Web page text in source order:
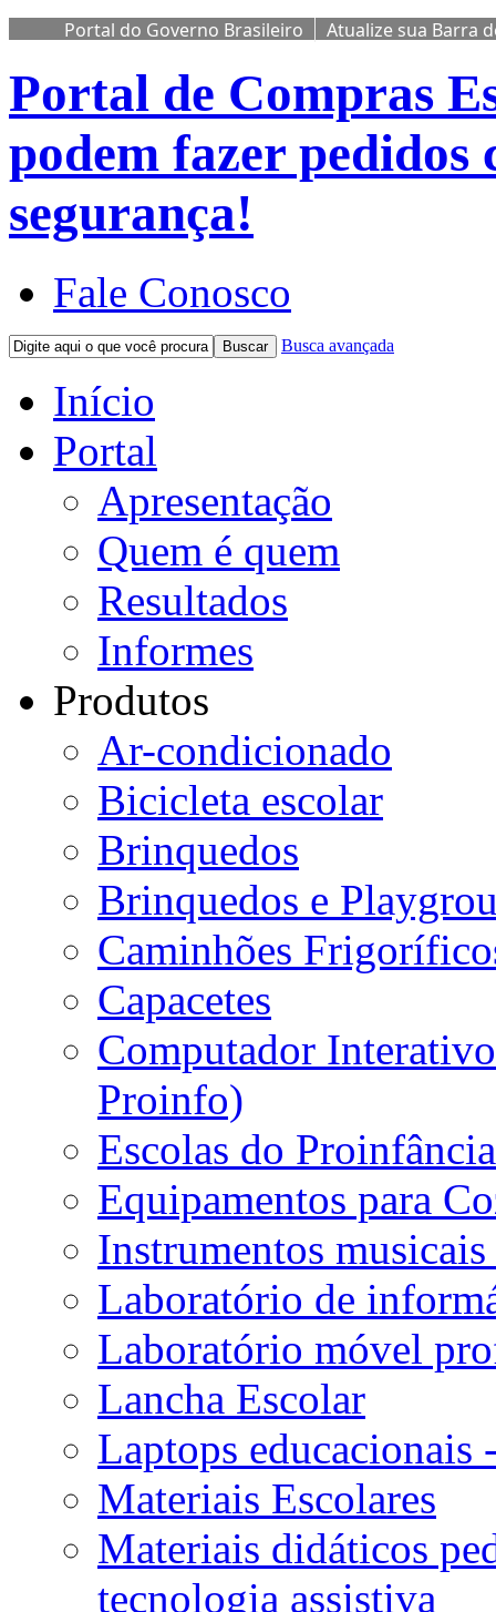
Portal do Governo Brasileiro Atualize sua Barra
Portal de Compras
podem fazer pedidos
segurança!
Fale Conosco
Buscar Busca avançada
Início
Portal
Apresentação
Quem é quem
Resultados
Informes
Produtos
Ar-condicionado
Bicicleta escolar
Brinquedos
Brinquedos e
Caminhões
Capacetes
Computador
Proinfo)
Escolas do
Equipamentos para
Instrumentos
Laboratório de
Laboratório móvel
Lancha Escolar
Laptops educacionais
Materiais Escolares
Materiais didáticos
tecnologia assistiva